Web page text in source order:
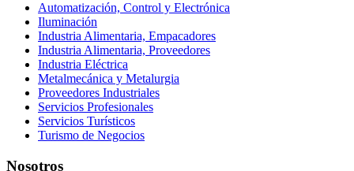
Automatización, Control y Electrónica
Iluminación
Industria Alimentaria, Empacadores
Industria Alimentaria, Proveedores
Industria Eléctrica
Metalmecánica y Metalurgia
Proveedores Industriales
Servicios Profesionales
Servicios Turísticos
Turismo de Negocios
Nosotros